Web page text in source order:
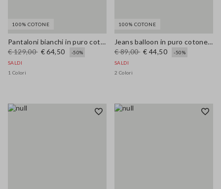
100% COTONE
Pantaloni bianchi in puro cotone wide leg con ricami traforati
€ 129,00 € 64,50
-50%
SALDI
1 Colori
100% COTONE
Jeans balloon in puro cotone denim blu regular fit
€ 89,00 € 44,50
-50%
SALDI
2 Colori